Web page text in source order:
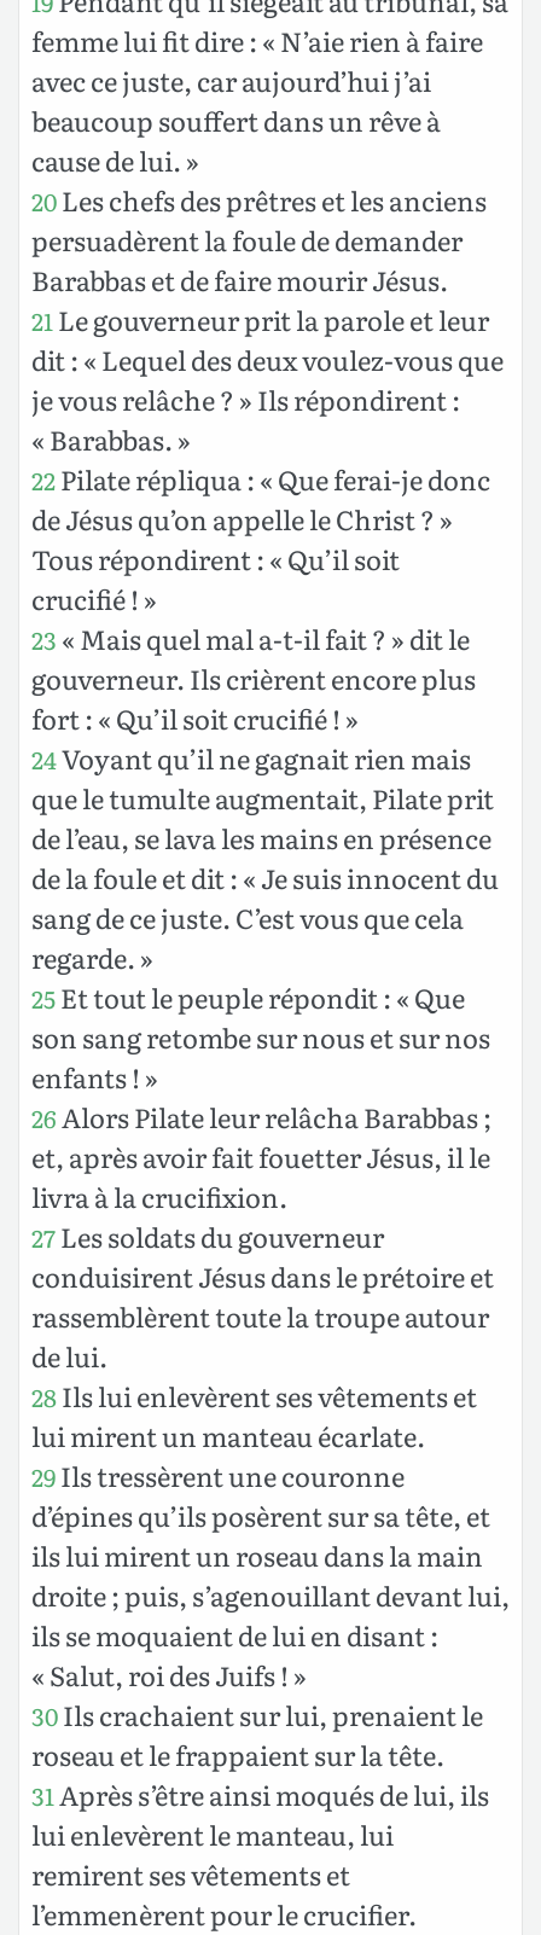
femme lui fit dire : « N’aie rien à faire
avec ce juste, car aujourd’hui j’ai
beaucoup souffert dans un rêve à
cause de lui. »
20Les chefs des prêtres et les anciens
persuadèrent la foule de demander
Barabbas et de faire mourir Jésus.
21 Le gouverneur prit la parole et leur
dit : « Lequel des deux voulez-vous que
je vous relâche ? » Ils répondirent :
« Barabbas. »
22Pilate répliqua : « Que ferai-je donc
de Jésus qu’on appelle le Christ ? »
Tous répondirent : « Qu’il soit
crucifié ! »
23 « Mais quel mal a-t-il fait ? » dit le
gouverneur. Ils crièrent encore plus
fort : « Qu’il soit crucifié ! »
24Voyant qu’il ne gagnait rien mais
que le tumulte augmentait, Pilate prit
de l’eau, se lava les mains en présence
de la foule et dit : « Je suis innocent du
sang de ce juste. C’est vous que cela
regarde. »
25Et tout le peuple répondit : « Que
son sang retombe sur nous et sur nos
enfants ! »
26Alors Pilate leur relâcha Barabbas ;
et, après avoir fait fouetter Jésus, il le
livra à la crucifixion.
27Les soldats du gouverneur
conduisirent Jésus dans le prétoire et
rassemblèrent toute la troupe autour
de lui.
28Ils lui enlevèrent ses vêtements et
lui mirent un manteau écarlate.
29Ils tressèrent une couronne
d’épines qu’ils posèrent sur sa tête, et
ils lui mirent un roseau dans la main
droite ; puis, s’agenouillant devant lui,
ils se moquaient de lui en disant :
« Salut, roi des Juifs ! »
30Ils crachaient sur lui, prenaient le
roseau et le frappaient sur la tête.
31 Après s’être ainsi moqués de lui, ils
lui enlevèrent le manteau, lui
remirent ses vêtements et
l’emmenèrent pour le crucifier.